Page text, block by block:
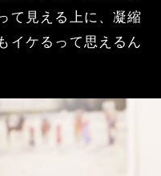
て見える上に、凝縮
イケるって思えるん